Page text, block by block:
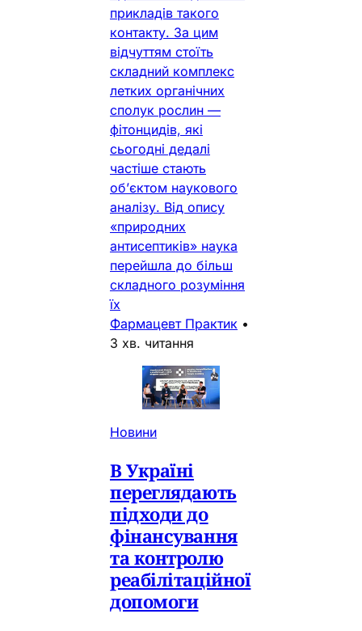
прикладів такого
контакту. За цим
відчуттям стоїть
складний комплекс
летких органічних
сполук рослин —
фітонцидів, які
сьогодні дедалі
частіше стають
об’єктом наукового
аналізу. Від опису
«природних
антисептиків» наука
перейшла до більш
складного розуміння
їх
Фармацевт Практик •
3 хв. читання
Новини
В Україні
переглядають
підходи до
фінансування
та контролю
реабілітаційної
допомоги